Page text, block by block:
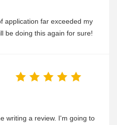
application far exceeded my
be doing this again for sure!
writing a review. I'm going to